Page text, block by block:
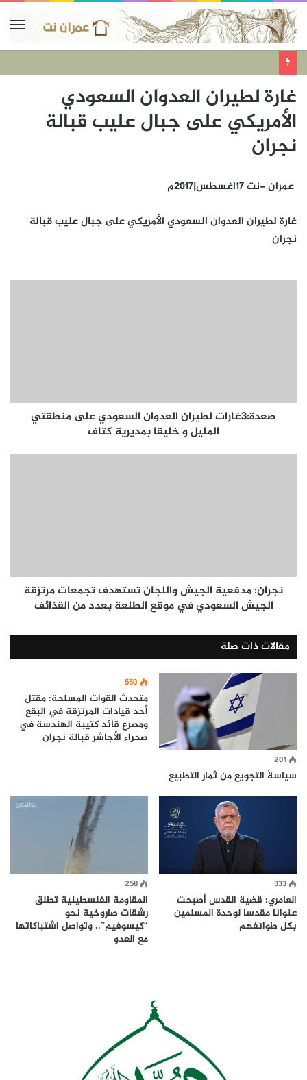
غارة لطيران العدوان السعودي
الأمريكي على جبال عليب قبالة
نجران
عمران -نت 17اغسطس|2017م
غارة لطيران العدوان السعودي الأمريكي على جبال عليب قبالة
نجران
صعدة:3غارات لطيران العدوان السعودي على منطقتي
المليل و خليقا بمديرية كتاف
نجران: مدفعية الجيش واللجان تستهدف تجمعات مرتزقة
الجيش السعودي في موقع الطلعة بعدد من القذائف
مقالات ذات صلة
201
سياسةُ التجويع من ثمار التطبيع
550
متحدث القوات المسلحة: مقتل
أحد قيادات المرتزقة في البقع
ومصرع قائد كتيبة الهندسة في
صحراء الأجاشر قبالة نجران
333
العامري: قضية القدس أصبحت
عنوانا مقدسا لوحدة المسلمين
بكل طوائفهم
258
المقاومة الفلسطينية تطلق
رشقات صاروخية نحو
“كيسوفيم”.. وتواصل اشتباكاتها
مع العدو